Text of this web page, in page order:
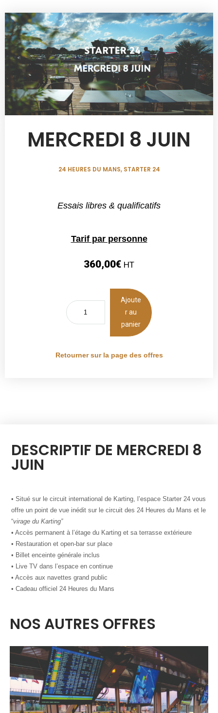
MERCREDI 8 JUIN
24 HEURES DU MANS, STARTER 24
Essais libres & qualificatifs
Tarif par personne
360,00€ HT
Ajoute
r au
panier
Retourner sur la page des offres
DESCRIPTIF DE MERCREDI 8
JUIN
• Situé sur le circuit international de Karting, l’espace Starter 24 vous
offre un point de vue inédit sur le circuit des 24 Heures du Mans et le
“virage du Karting”
• Accès permanent à l’étage du Karting et sa terrasse extérieure
• Restauration et open-bar sur place
• Billet enceinte générale inclus
• Live TV dans l’espace en continue
• Accès aux navettes grand public
• Cadeau officiel 24 Heures du Mans
NOS AUTRES OFFRES